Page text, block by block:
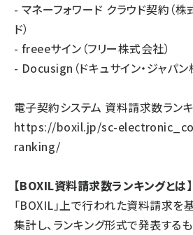
- マネーフォワード クラウド契約（
ド）
- freeeサイン（フリー株式会社）
- Docusign（ドキュサイン・ジャパン
電子契約システム 資料請求数ラン
https://boxil.jp/sc-
ranking/
【BOXIL資料請求数ランキングとは】
「BOXIL」上で行われた資料請求を
集計し、ランキング形式で発表する